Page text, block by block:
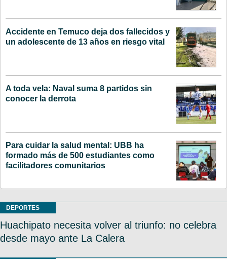
Accidente en Temuco deja dos fallecidos y
un adolescente de 13 años en riesgo vital
A toda vela: Naval suma 8 partidos sin
conocer la derrota
Para cuidar la salud mental: UBB ha
formado más de 500 estudiantes como
facilitadores comunitarios
DEPORTES
Huachipato necesita volver al triunfo: no celebra
desde mayo ante La Calera